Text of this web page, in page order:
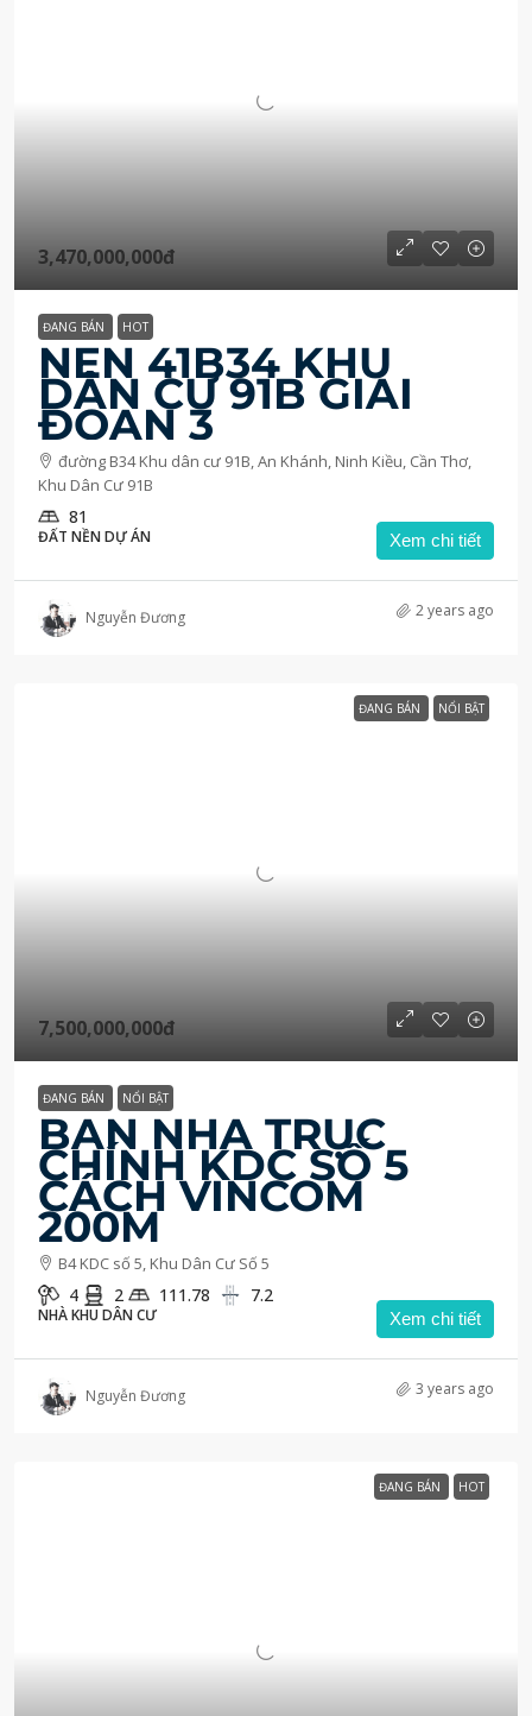
3,470,000,000đ
ĐANG BÁN HOT
NỀN 41B34 KHU
DÂN CƯ 91B GIAI
ĐOẠN 3
đường B34 Khu dân cư 91B, An Khánh, Ninh Kiều, Cần Thơ,
Khu Dân Cư 91B
81
ĐẤT NỀN DỰ ÁN Xem chi tiết
Nguyễn Đương 2 years ago
ĐANG BÁN NỔI BẬT
7,500,000,000đ
ĐANG BÁN NỔI BẬT
BÁN NHÀ TRỤC
CHÍNH KDC SỐ 5
CÁCH VINCOM
200M
B4 KDC số 5, Khu Dân Cư Số 5
4 2 111.78 7.2
NHÀ KHU DÂN CƯ Xem chi tiết
Nguyễn Đương 3 years ago
ĐANG BÁN HOT